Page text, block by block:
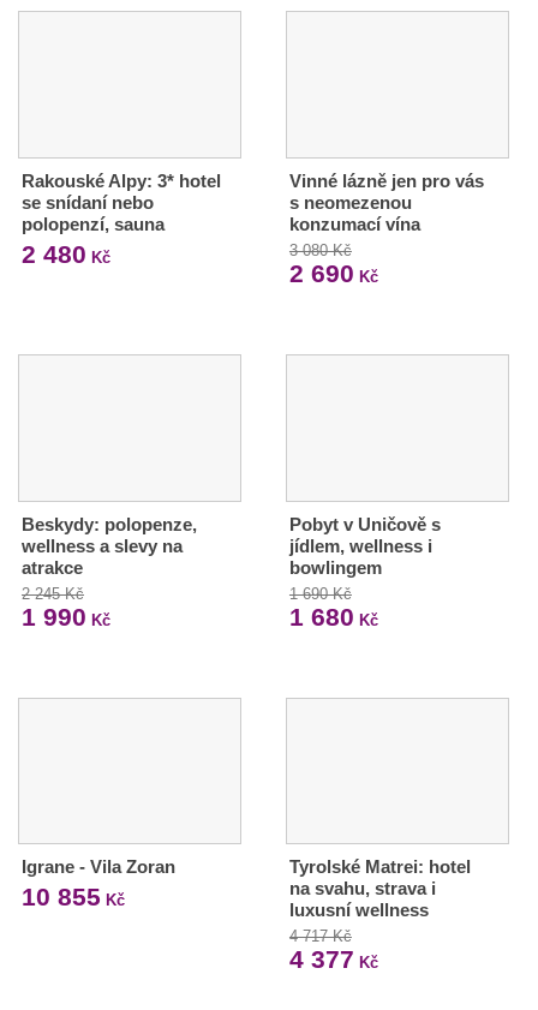
Rakouské Alpy: 3* hotel
se snídaní nebo
polopenzí, sauna
2 480 Kč
Vinné lázně jen pro vás
s neomezenou
konzumací vína
3 080 Kč
2 690 Kč
Beskydy: polopenze,
wellness a slevy na
atrakce
2 245 Kč
1 990 Kč
Pobyt v Uničově s
jídlem, wellness i
bowlingem
1 690 Kč
1 680 Kč
Igrane - Vila Zoran
10 855 Kč
Tyrolské Matrei: hotel
na svahu, strava i
luxusní wellness
4 717 Kč
4 377 Kč